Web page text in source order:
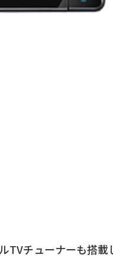
チューナーも搭載